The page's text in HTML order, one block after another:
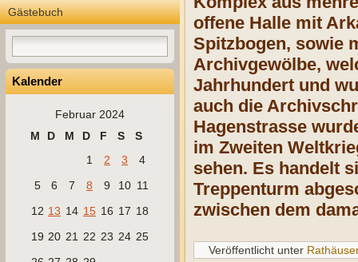
Gästebuch
Kalender
Februar 2024
M
D M D F S
S
1
2 3
4
5
6 7 8 9 10 11
12 13 14 15 16 17 18
19 20 21 22 23 24 25
offene Halle mit
Spitzbogen, sowie
Archivgewölbe,
Jahrhundert und
auch die
Hagenstrasse
im Zweiten
sehen. Es handelt
Treppenturm
zwischen dem
Veröffentlicht unter